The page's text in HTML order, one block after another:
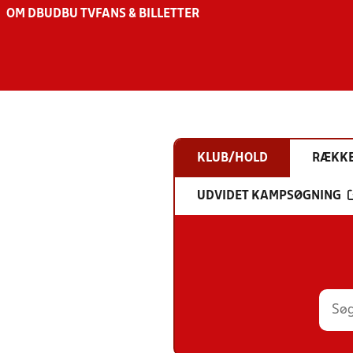
OM DBU DBU TV FANS & BILLETTER
KLUB/HOLD
UDVIDET KAMPSØGNING